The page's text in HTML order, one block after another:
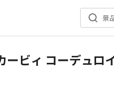
景
ービィ コーデュロ